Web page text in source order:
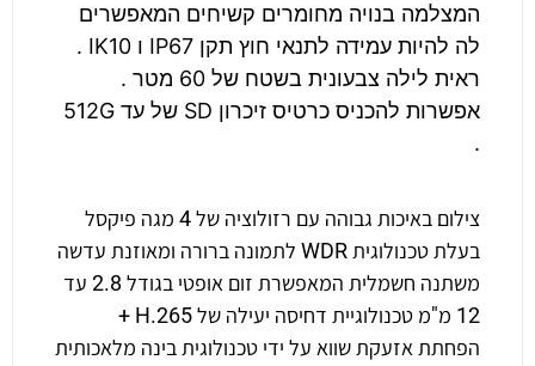
המצלמה בנויה מחומרים קשיחים המאפשרים
לה להיות עמידה לתנאי חוץ תקן IP67 ו IK10 .
ראית לילה צבעונית בשטח של 60 מטר .
אפשרות להכניס כרטיס זיכרון SD של עד 512G
.
צילום באיכות גבוהה עם רזולוציה של 4 מגה פיקסל
בעלת טכנולוגית WDR לתמונה ברורה ומאוזנת עדשה
משתנה חשמלית המאפשרת זום אופטי בגודל 2.8 עד
12 מ"מ טכנולוגיית דחיסה יעילה של H.265 +
הפחתת אזעקת שווא על ידי טכנולוגית בינה מלאכותית